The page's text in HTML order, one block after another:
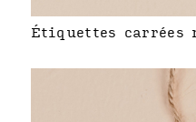
Étiquettes carrées